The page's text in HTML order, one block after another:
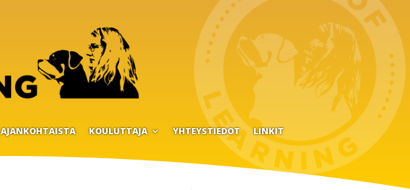
AJANKOHTAISTA KOULUTTAJA YHTEYSTIEDOT LINKIT